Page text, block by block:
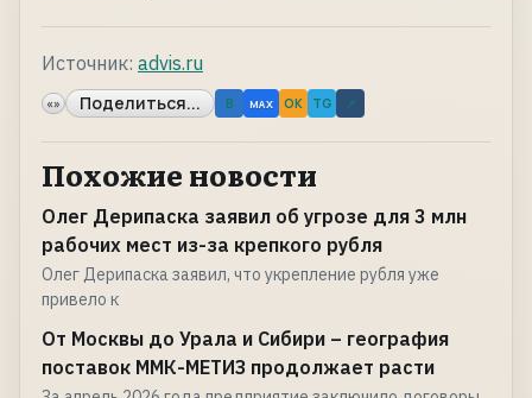
Источник: advis.ru
«» Поделиться... B MAX OK TG ↗
Похожие новости
Олег Дерипаска заявил об угрозе для 3 млн
рабочих мест из-за крепкого рубля
Олег Дерипаска заявил, что укрепление рубля уже
привело к
От Москвы до Урала и Сибири – география
поставок ММК-МЕТИЗ продолжает расти